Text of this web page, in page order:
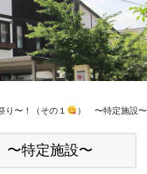
り〜！（その１ ） 〜特定施設〜
特定施設〜